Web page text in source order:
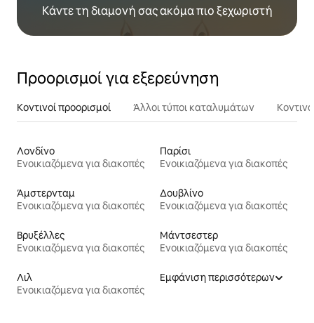
Κάντε τη διαμονή σας ακόμα πιο ξεχωριστή
Προορισμοί για εξερεύνηση
Κοντινοί προορισμοί Άλλοι τύποι καταλυμάτων
Λονδίνο
Ενοικιαζόμενα για διακοπές
Παρίσι
Ενοικιαζόμενα για διακοπές
Άμστερνταμ
Ενοικιαζόμενα για διακοπές
Δουβλίνο
Ενοικιαζόμενα για διακοπές
Βρυξέλλες
Ενοικιαζόμενα για διακοπές
Μάντσεστερ
Ενοικιαζόμενα για διακοπές
Λιλ
Ενοικιαζόμενα για διακοπές
Εμφάνιση περισσότερων